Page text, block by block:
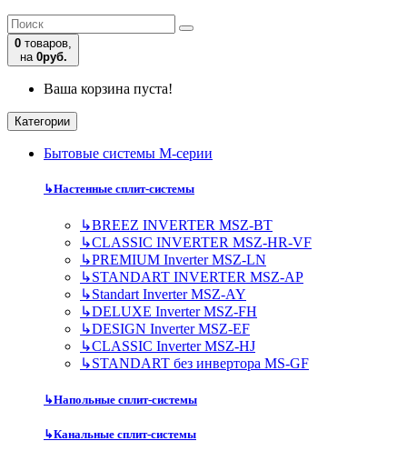
0 товаров,
на 0руб.
Ваша корзина пуста!
Категории
Бытовые системы M-серии
↳Настенные сплит-системы
↳BREEZ INVERTER MSZ-BT
↳CLASSIC INVERTER MSZ-HR-VF
↳PREMIUM Inverter MSZ-LN
↳STANDART INVERTER MSZ-AP
↳Standart Inverter MSZ-AY
↳DELUXE Inverter MSZ-FH
↳DESIGN Inverter MSZ-EF
↳CLASSIC Inverter MSZ-HJ
↳STANDART без инвертора MS-GF
↳Напольные сплит-системы
↳Канальные сплит-системы